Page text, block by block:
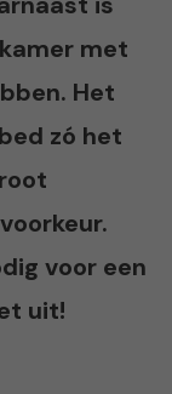
met
Het
zó het
voor een
uit!